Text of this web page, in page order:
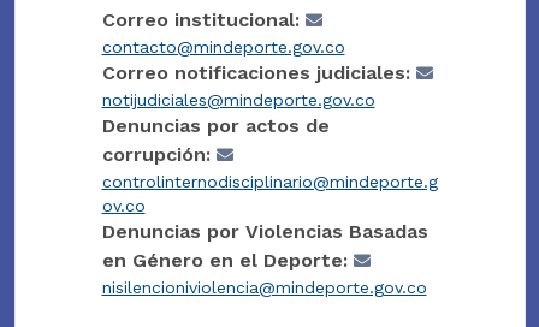
Correo institucional:
contacto@mindeporte.gov.co
Correo notificaciones judiciales:
notijudiciales@mindeporte.gov.co
Denuncias por actos de
corrupción:
controlinternodisciplinario@mindeporte.g
ov.co
Denuncias por Violencias Basadas
en Género en el Deporte:
nisilencioniviolencia@mindeporte.gov.co